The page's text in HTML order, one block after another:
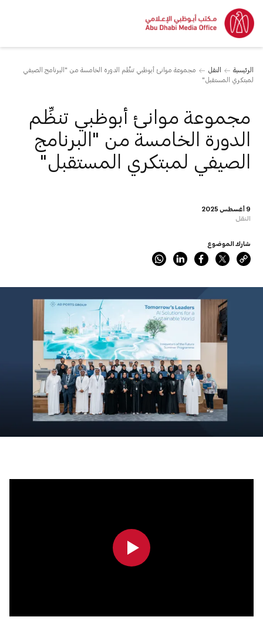
الرئيسية النقل
مجموعة موانئ أبوظبي تنظِّم الدورة الخامسة من "البرنامج الصيفي
لمبتكري المستقبل"
9 أغسطس 2025
النقل
مجموعة موانئ أبوظبي تنظِّم
الدورة الخامسة من "البرنامج
الصيفي لمبتكري المستقبل"
شارك الموضوع